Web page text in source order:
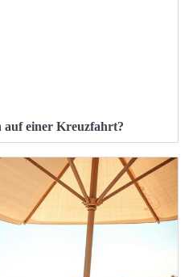
auf einer Kreuzfahrt?